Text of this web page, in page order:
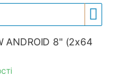
ANDROID 8" (2x64